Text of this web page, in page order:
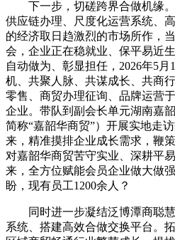
下一步，切磋跨界合做机缘。
供应链办理、尺度化运营系统、
的经济取日趋激烈的市场所作，
会，企业正在稳就业、保平易近
自动做为、彰显担任，2026年5
机、共聚人脉、共谋成长、共商
零售、商贸办理征询、品牌运营
企业。带队到副会长单元湖南嘉
简称“嘉韶华商贸”）开展实地走
来，精准摸排企业成长需求，鞭
对嘉韶华商贸苦守实业、深耕平
来，全方位赋能会员企业做大做
盼，现有员工1200余人？
同时进一步凝结泛博潭商聪慧
系统、搭建高效合做交换平台。